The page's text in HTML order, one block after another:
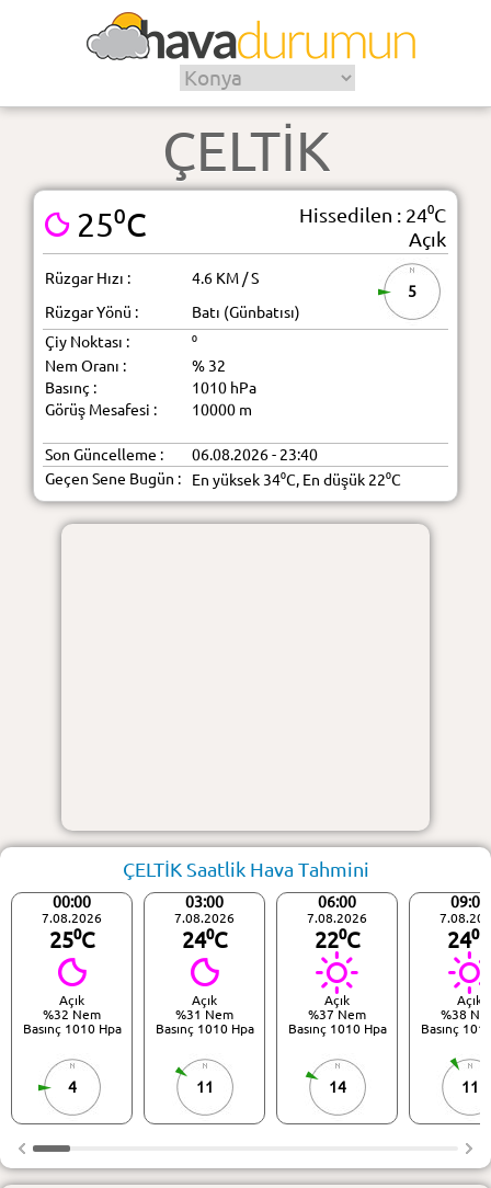
ÇELTİK
25⁰C
Hissedilen : 24⁰C
Açık
Rüzgar Hızı : 4.6 KM / S
5
Rüzgar Yönü :
Batı (Günbatısı)
Çiy Noktası :
⁰
Nem Oranı :
% 32
Basınç :
1010 hPa
Görüş Mesafesi :
10000 m
Son Güncelleme :
06.08.2026 - 23:40
Geçen Sene Bugün :
En yüksek 34⁰C, En düşük 22⁰C
ÇELTİK Saatlik Hava Tahmini
00:00
7.08.2026
25⁰C
Açık
%32 Nem
Basınç 1010 Hpa
4
03:00
7.08.2026
24⁰C
Açık
%31 Nem
Basınç 1010 Hpa
11
06:00
7.08.2026
22⁰C
Açık
%37 Nem
Basınç 1010 Hpa
14
09:00
24⁰C
Açık
%38
Basınç
11